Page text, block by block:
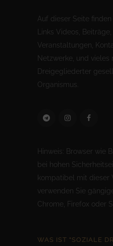
Auf dieser Seite finden
Links Videos,
Veranstaltungen,
Netzwerke, und vieles
Dreigegliederter
Organismus.
Hinweis: Browser wie
bei hohen
kompatibel mit dieser
verwenden Sie
Chrome, Firefox oder
WAS IST "SOZIALE